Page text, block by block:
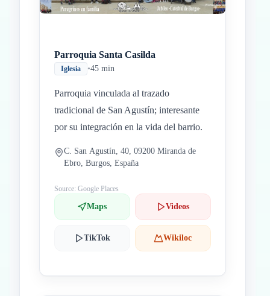
Parroquia Santa Casilda
Iglesia •45 min
Parroquia vinculada al trazado
tradicional de San Agustín; interesante
por su integración en la vida del barrio.
C. San Agustín, 40, 09200 Miranda de
Ebro, Burgos, España
Source: Google Places
Maps Videos
TikTok Wikiloc